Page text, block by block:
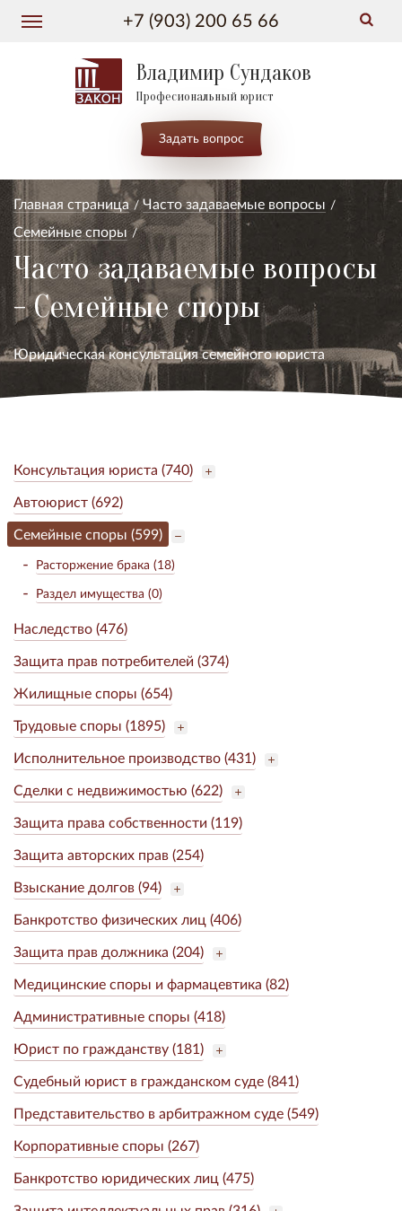
+7 (903) 200 65 66
Владимир Сундаков
Професиональный юрист
Задать вопрос
Главная страница
Часто задаваемые вопросы
Семейные споры
Часто задаваемые вопросы
- Семейные споры
Юридическая консультация семейного юриста
Консультация юриста (740)
Автоюрист (692)
Семейные споры (599)
Расторжение брака (18)
Раздел имущества (0)
Наследство (476)
Защита прав потребителей (374)
Жилищные споры (654)
Трудовые споры (1895)
Исполнительное производство (431)
Сделки с недвижимостью (622)
Защита права собственности (119)
Защита авторских прав (254)
Взыскание долгов (94)
Банкротство физических лиц (406)
Защита прав должника (204)
Медицинские споры и фармацевтика (82)
Административные споры (418)
Юрист по гражданству (181)
Судебный юрист в гражданском суде (841)
Представительство в арбитражном суде (549)
Корпоративные споры (267)
Банкротство юридических лиц (475)